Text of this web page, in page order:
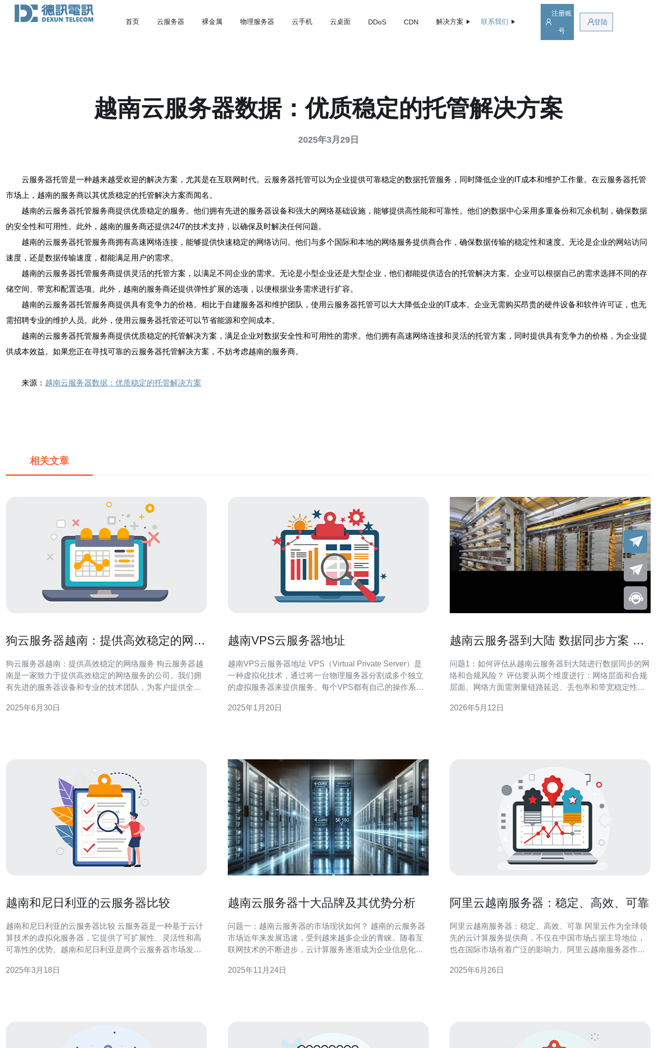
首页 云服务器 裸金属 物理服务器 云手机 云桌面 DDoS CDN 解决方案 联系我们
注册账
号
登陆
越南云服务器数据：优质稳定的托管解决方案
2025年3月29日
云服务器托管是一种越来越受欢迎的解决方案，尤其是在互联网时代。云服务器托管可以为企业提供可靠稳定的数据托管服务，同时降低企业的IT成本和维护工作量。在云服务器托管
市场上，越南的服务商以其优质稳定的托管解决方案而闻名。
越南的云服务器托管服务商提供优质稳定的服务。他们拥有先进的服务器设备和强大的网络基础设施，能够提供高性能和可靠性。他们的数据中心采用多重备份和冗余机制，确保数据
的安全性和可用性。此外，越南的服务商还提供24/7的技术支持，以确保及时解决任何问题。
越南的云服务器托管服务商拥有高速网络连接，能够提供快速稳定的网络访问。他们与多个国际和本地的网络服务提供商合作，确保数据传输的稳定性和速度。无论是企业的网站访问
速度，还是数据传输速度，都能满足用户的需求。
越南的云服务器托管服务商提供灵活的托管方案，以满足不同企业的需求。无论是小型企业还是大型企业，他们都能提供适合的托管解决方案。企业可以根据自己的需求选择不同的存
储空间、带宽和配置选项。此外，越南的服务商还提供弹性扩展的选项，以便根据业务需求进行扩容。
越南的云服务器托管服务商提供具有竞争力的价格。相比于自建服务器和维护团队，使用云服务器托管可以大大降低企业的IT成本。企业无需购买昂贵的硬件设备和软件许可证，也无
需招聘专业的维护人员。此外，使用云服务器托管还可以节省能源和空间成本。
越南的云服务器托管服务商提供优质稳定的托管解决方案，满足企业对数据安全性和可用性的需求。他们拥有高速网络连接和灵活的托管方案，同时提供具有竞争力的价格，为企业提
供成本效益。如果您正在寻找可靠的云服务器托管解决方案，不妨考虑越南的服务商。
来源： 越南云服务器数据：优质稳定的托管解决方案
相关文章
狗云服务器越南：提供高效稳定的网络
狗云服务器越南：提供高效稳定的网络服务 狗云服务器越
南是一家致力于提供高效稳定的网络服务的公司。我们拥
有先进的服务器设备和专业的技术团队，为客户提供全方
和高效性。我们的服务器设备位于越南，拥有高速网络连
2025年6月30日
越南VPS云服务器地址
越南VPS云服务器地址 VPS（Virtual Private Server）是
一种虚拟化技术，通过将一台物理服务器分割成多个独立
的虚拟服务器来提供服务。每个VPS都有自己的操作系统
的VPS云服务器。 越南VPS云服务器有以下几个优势： 地
2025年1月20日
越南云服务器到大陆 数据同步方案 实
问题1：如何评估从越南云服务器到大陆进行数据同步的网
络和合规风险？ 评估要从两个维度进行：网络层面和合规
层面。网络方面需测量链路延迟、丢包率和带宽稳定性，
评估ISP路径与海底光缆跳数，必要时部署加速节点。合规
2026年5月12日
越南和尼日利亚的云服务器比较
越南和尼日利亚的云服务器比较 云服务器是一种基于云计
算技术的虚拟化服务器，它提供了可扩展性、灵活性和高
可靠性的优势。越南和尼日利亚是两个云服务器市场发展
面，越南和尼日利亚都有一定程度的发展。越南的云服务
2025年3月18日
越南云服务器十大品牌及其优势分析
问题一：越南云服务器的市场现状如何？ 越南的云服务器
市场近年来发展迅速，受到越来越多企业的青睐。随着互
联网技术的不断进步，云计算服务逐渐成为企业信息化建
将在未来几年内持续增长，主要得益于数字化转型的加速
2025年11月24日
阿里云越南服务器：稳定、高效、可靠
阿里云越南服务器：稳定、高效、可靠 阿里云作为全球领
先的云计算服务提供商，不仅在中国市场占据主导地位，
也在国际市场有着广泛的影响力。阿里云越南服务器作为
受用户青睐。 阿里云越南服务器采用先进的云计算技术，
2025年6月26日